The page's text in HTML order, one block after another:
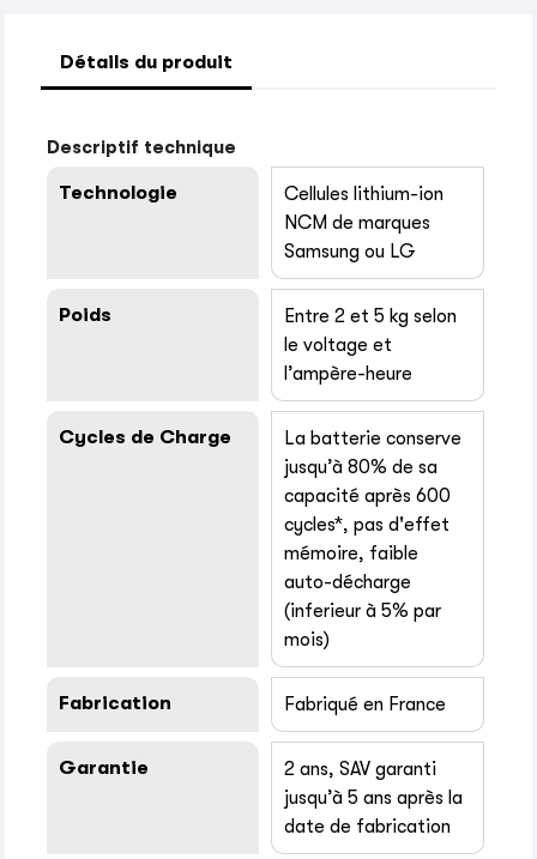
Détails du produit
Descriptif technique
Technologie
Cellules lithium-ion
NCM de marques
Samsung ou LG
Poids
Entre 2 et 5 kg selon
le voltage et
l’ampère-heure
Cycles de Charge
La batterie conserve
jusqu’à 80% de sa
capacité après 600
cycles*, pas d'effet
mémoire, faible
auto-décharge
(inferieur à 5% par
mois)
Fabrication Fabriqué en France
Garantie
2 ans, SAV garanti
jusqu’à 5 ans après la
date de fabrication